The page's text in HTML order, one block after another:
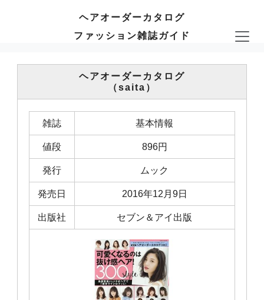
ヘアオーダーカタログ
ファッション雑誌ガイド
ヘアオーダーカタログ
（saita）
雑誌 基本情報
値段 896円
発行 ムック
発売日 2016年12月9日
出版社 セブン＆アイ出版